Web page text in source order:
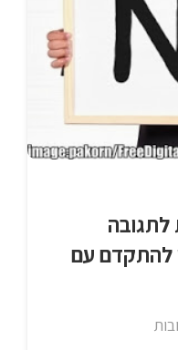
סיבות לתגובה
להתקדם עם